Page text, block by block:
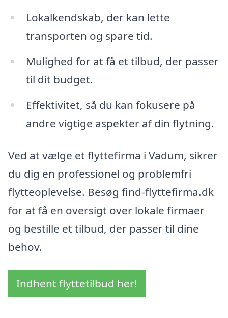
Lokalkendskab, der kan lette
transporten og spare tid.
Mulighed for at få et tilbud, der passer
til dit budget.
Effektivitet, så du kan fokusere på
andre vigtige aspekter af din flytning.
Ved at vælge et flyttefirma i Vadum, sikrer
du dig en professionel og problemfri
flytteoplevelse. Besøg find-flyttefirma.dk
for at få en oversigt over lokale firmaer
og bestille et tilbud, der passer til dine
behov.
Indhent flyttetilbud her!